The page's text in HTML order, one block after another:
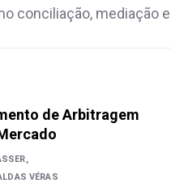
conciliação, mediação e
de Arbitragem
VÉRAS